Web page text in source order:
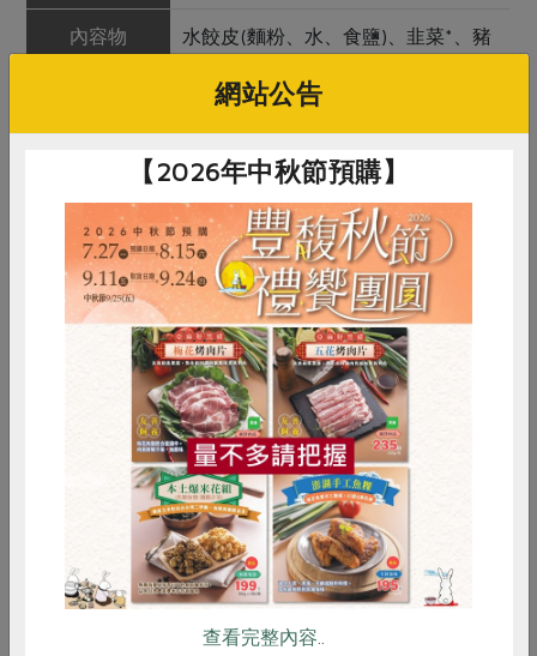
內容物
水餃皮(麵粉、水、食鹽)、韭菜*、豬
麥醬油*、香油(芝麻油)
產品說明
1. 使用指定原料(以*表示)。
2. 嚴選台灣黑豬後腿肉搭配指定農友
種植韭菜，佐以豆麥醬油調味後手工
包製的大顆水餃，皮厚料足、飽滿紮
實、味道清爽不膩！
將水煮滾之後放入水餃，輕輕攪拌防
止沾黏，並蓋上鍋蓋直至沸騰後，再
反覆加入冷水煮滾2-3次，且撈水餃
時保持大火水滾，撈完水餃再關火，
避免餃子皮吃水，影響口感。
注意事項
1. 本品含麩質之穀物、蛋、大豆、芝
麻及其製品。
2. 本品生產製程廠房，其設備或生產
RPET 食譜 減硝酸鹽
雞蛋 食安 共同購買
網站公告
【2026年中秋節預購】
查看完整內容..